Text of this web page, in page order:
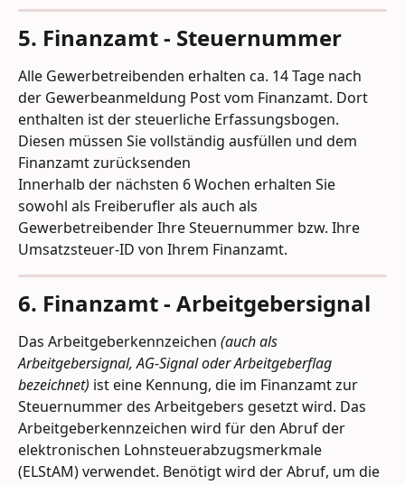
5. Finanzamt - Steuernummer
Alle Gewerbetreibenden erhalten ca. 14 Tage nach
der Gewerbeanmeldung Post vom Finanzamt. Dort
enthalten ist der steuerliche Erfassungsbogen.
Diesen müssen Sie vollständig ausfüllen und dem
Finanzamt zurücksenden
Innerhalb der nächsten 6 Wochen erhalten Sie
sowohl als Freiberufler als auch als
Gewerbetreibender Ihre Steuernummer bzw. Ihre
Umsatzsteuer-ID von Ihrem Finanzamt.
6. Finanzamt - Arbeitgebersignal
Das Arbeitgeberkennzeichen (auch als
Arbeitgebersignal, AG-Signal oder Arbeitgeberflag
bezeichnet) ist eine Kennung, die im Finanzamt zur
Steuernummer des Arbeitgebers gesetzt wird. Das
Arbeitgeberkennzeichen wird für den Abruf der
elektronischen Lohnsteuerabzugsmerkmale
(ELStAM) verwendet. Benötigt wird der Abruf, um die